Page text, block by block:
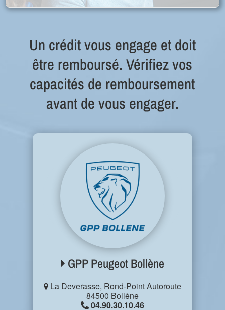
Un crédit vous engage et doit
être remboursé. Vérifiez vos
capacités de remboursement
avant de vous engager.
GPP Peugeot Bollène
La Deverasse, Rond-Point Autoroute
84500 Bollène
04.90.30.10.46